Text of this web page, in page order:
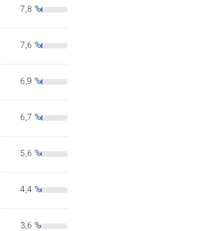
7,8 %
7,6 %
6,9 %
6,7 %
5,6 %
4,4 %
3,6 %